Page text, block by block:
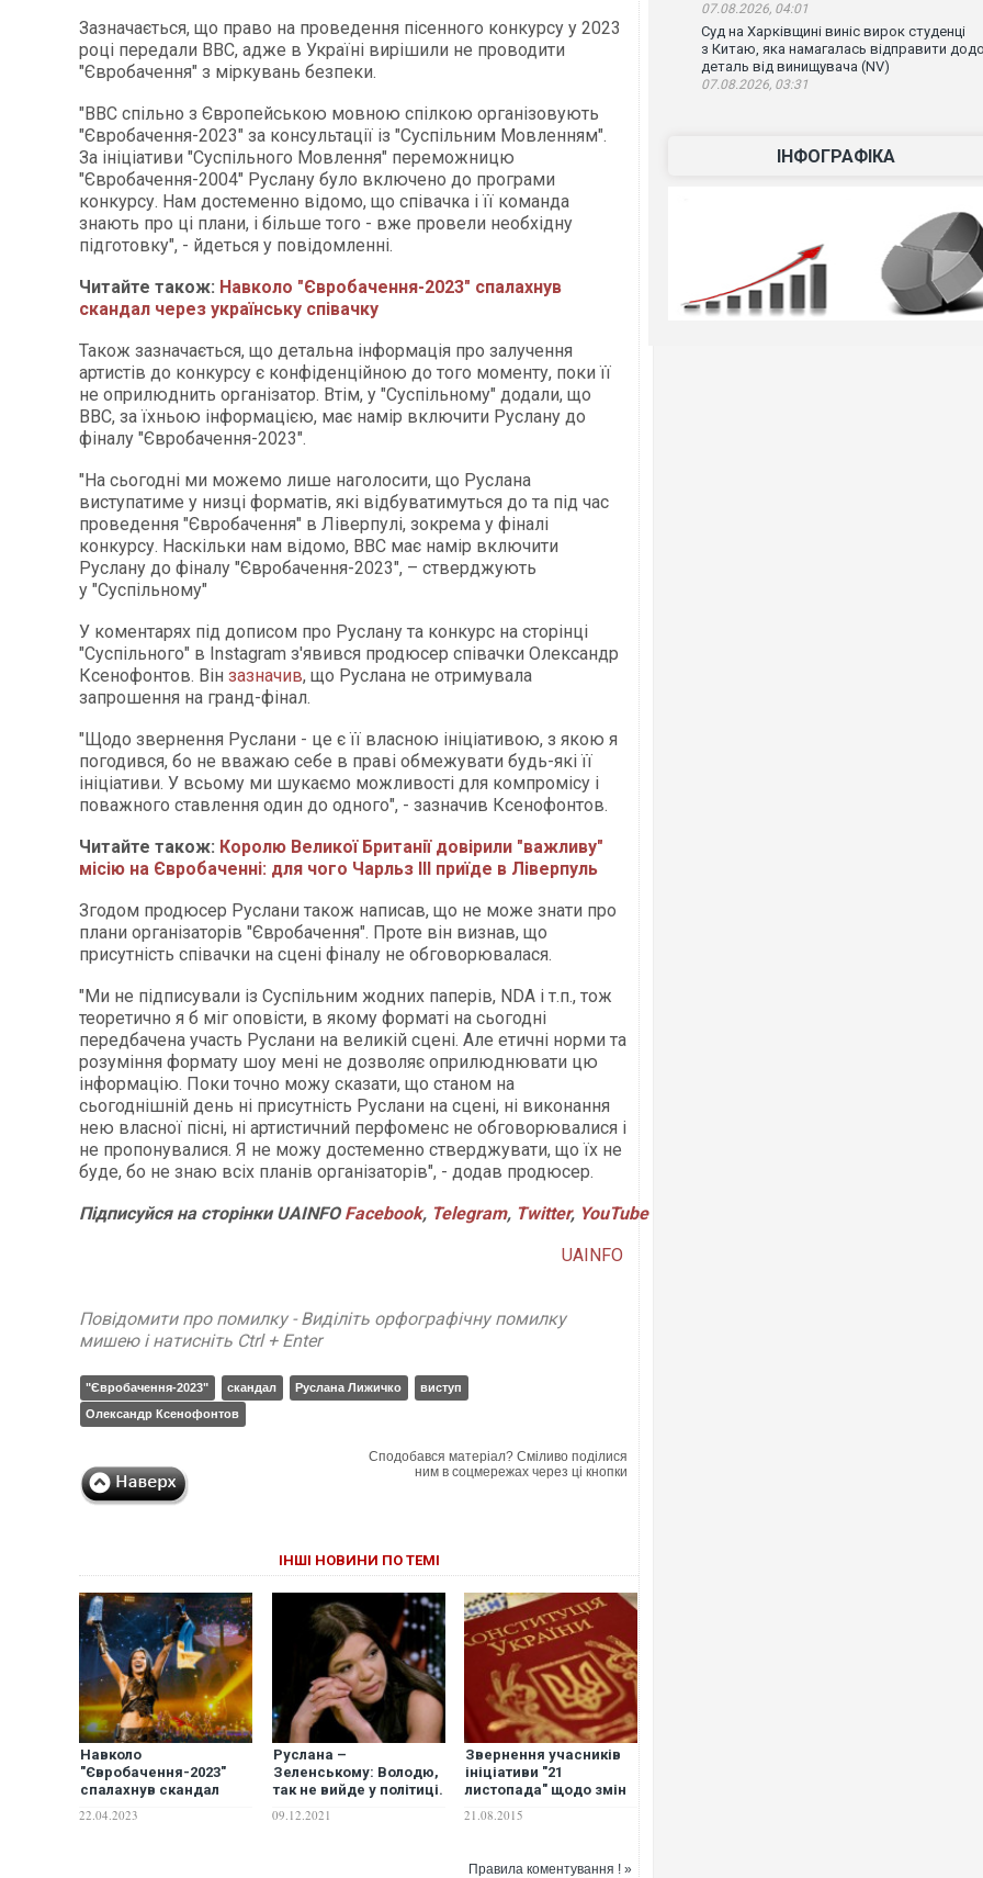
Зазначається, що право на проведення пісенного конкурсу у 2023
році передали BBC, адже в Україні вирішили не проводити
"Євробачення" з міркувань безпеки.
"BBC спільно з Європейською мовною спілкою організовують
"Євробачення-2023" за консультації із "Суспільним Мовленням".
За ініціативи "Суспільного Мовлення" переможницю
"Євробачення-2004" Руслану було включено до програми
конкурсу. Нам достеменно відомо, що співачка і її команда
знають про ці плани, і більше того - вже провели необхідну
підготовку", - йдеться у повідомленні.
Читайте також: Навколо "Євробачення-2023" спалахнув
скандал через українську співачку
Також зазначається, що детальна інформація про залучення
артистів до конкурсу є конфіденційною до того моменту, поки її
не оприлюднить організатор. Втім, у "Суспільному" додали, що
BBC, за їхньою інформацією, має намір включити Руслану до
фіналу "Євробачення-2023".
"На сьогодні ми можемо лише наголосити, що Руслана
виступатиме у низці форматів, які відбуватимуться до та під час
проведення "Євробачення" в Ліверпулі, зокрема у фіналі
конкурсу. Наскільки нам відомо, BBC має намір включити
Руслану до фіналу "Євробачення-2023", – стверджують
у "Суспільному"
У коментарях під дописом про Руслану та конкурс на сторінці
"Суспільного" в Instagram з'явився продюсер співачки Олександр
Ксенофонтов. Він зазначив, що Руслана не отримувала
запрошення на гранд-фінал.
"Щодо звернення Руслани - це є її власною ініціативою, з якою я
погодився, бо не вважаю себе в праві обмежувати будь-які її
ініціативи. У всьому ми шукаємо можливості для компромісу і
поважного ставлення один до одного", - зазначив Ксенофонтов.
Читайте також: Королю Великої Британії довірили "важливу"
місію на Євробаченні: для чого Чарльз III приїде в Ліверпуль
Згодом продюсер Руслани також написав, що не може знати про
плани організаторів "Євробачення". Проте він визнав, що
присутність співачки на сцені фіналу не обговорювалася.
"Ми не підписували із Суспільним жодних паперів, NDA і т.п., тож
теоретично я б міг оповісти, в якому форматі на сьогодні
передбачена участь Руслани на великій сцені. Але етичні норми та
розуміння формату шоу мені не дозволяє оприлюднювати цю
інформацію. Поки точно можу сказати, що станом на
сьогоднішній день ні присутність Руслани на сцені, ні виконання
нею власної пісні, ні артистичний перфоменс не обговорювалися і
не пропонувалися. Я не можу достеменно стверджувати, що їх не
буде, бо не знаю всіх планів організаторів", - додав продюсер.
Підписуйся на сторінки UAINFO Facebook, Telegram, Twitter, YouTube
UAINFO
Повідомити про помилку - Виділіть орфографічну помилку
мишею і натисніть Ctrl + Enter
"Євробачення-2023" скандал Руслана Лижичко
виступ
Олександр Ксенофонтов
Сподобався матеріал? Сміливо поділися
ним в соцмережах через ці кнопки
ІНШІ НОВИНИ ПО ТЕМІ
Навколо
"Євробачення-2023"
спалахнув скандал
співачку
22.04.2023
Руслана –
Зеленському: Володю,
так не вийде у політиці.
Ти не маєш нав'язувати
09.12.2021
Звернення учасників
ініціативи "21
листопада" щодо змін
21.08.2015
Правила коментування ! »
07.08.2026, 04:01
Суд на Харківщині виніс вирок студенці
з Китаю, яка намагалась відправити
деталь від винищувача (NV)
07.08.2026, 03:31
ІНФОГРАФІКА